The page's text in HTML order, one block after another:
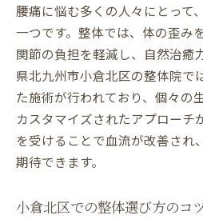
腰痛に悩む多くの人々にとって
一つです。整体では、体の歪み
関節の負担を軽減し、自然治癒
県北九州市小倉北区の整体院で
た施術が行われており、個々の
カスタマイズされたアプローチ
を受けることで血流が改善され
期待できます。
小倉北区での整体選び方のコ